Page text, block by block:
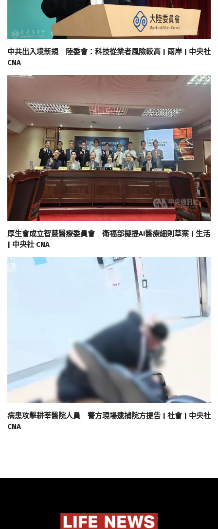
中共出入境新規 陸委會：科技從業者風險較高 | 兩岸 | 中央社
CNA
厚生會成立智慧醫療委員會 衛福部擬提AI醫療細則草案 | 生活
| 中央社 CNA
病患攻擊耕莘醫院人員 警方現場逮捕院方提告 | 社會 | 中央社
CNA